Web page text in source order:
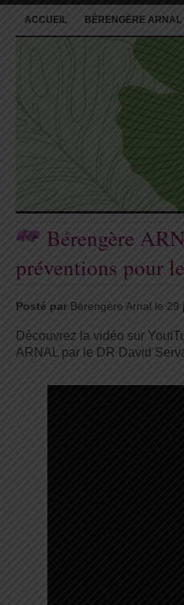
ACCUEIL BÉRENGÈRE ARNAL
Bérengère
préventions pour
Posté par Bérengère Arnal le 29
Découvrez la vidéo sur
ARNAL par le DR David